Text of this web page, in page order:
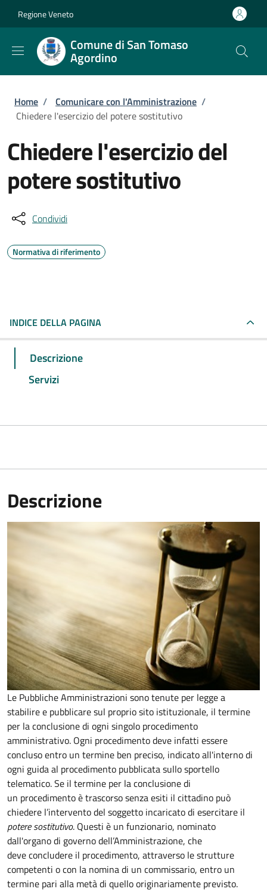
Regione Veneto
Comune di San Tomaso
Agordino
Briciole di pane
Home / Comunicare con l'Amministrazione /
Chiedere l'esercizio del potere sostitutivo
Chiedere l'esercizio del
potere sostitutivo
Condividi
Normativa di riferimento
INDICE DELLA PAGINA
Descrizione
Servizi
Descrizione
Le Pubbliche Amministrazioni sono tenute per legge a
stabilire e pubblicare sul proprio sito istituzionale, il termine
per la conclusione di ogni singolo procedimento
amministrativo. Ogni procedimento deve infatti essere
concluso entro un termine ben preciso, indicato all'interno di
ogni guida al procedimento pubblicata sullo sportello
telematico. Se il termine per la conclusione di
un procedimento è trascorso senza esiti il cittadino può
chiedere l’intervento del soggetto incaricato di esercitare il
potere sostitutivo. Questi è un funzionario, nominato
dall'organo di governo dell’Amministrazione, che
deve concludere il procedimento, attraverso le strutture
competenti o con la nomina di un commissario, entro un
termine pari alla metà di quello originariamente previsto.